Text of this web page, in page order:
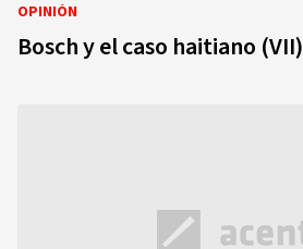
OPINIÓN
Bosch y el caso haitiano (VII)